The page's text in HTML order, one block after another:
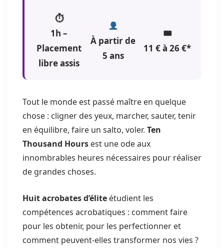
⏱
1h –
Placement
libre assis
À partir de
5 ans
🎟
11 € à 26 €*
Tout le monde est passé maître en quelque
chose : cligner des yeux, marcher, sauter, tenir
en équilibre, faire un salto, voler. Ten
Thousand Hours est une ode aux
innombrables heures nécessaires pour réaliser
de grandes choses.
Huit acrobates d’élite étudient les
compétences acrobatiques : comment faire
pour les obtenir, pour les perfectionner et
comment peuvent-elles transformer nos vies ?